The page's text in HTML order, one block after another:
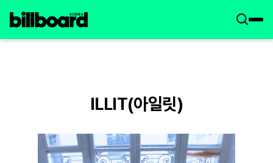
ILLIT(아일릿)